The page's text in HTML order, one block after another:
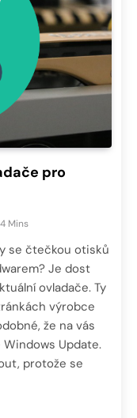
pro
4 Mins
se čtečkou otisků
Je dost
ovladače. Ty
výrobce
že na vás
Update.
protože se